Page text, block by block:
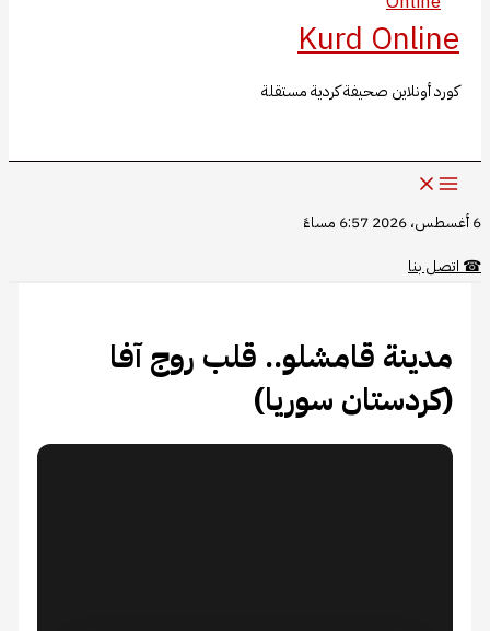
المحتوى
Kurd Online
كورد أونلاين صحيفة كردية مستقلة
6 أغسطس، 2026 6:57 مساءً
☎اتصل بنا
مدينة قامشلو.. قلب روج آفا
(كردستان سوريا)